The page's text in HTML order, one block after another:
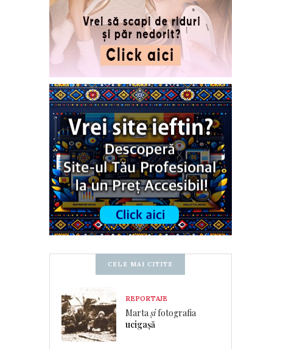
CELE MAI CITITE
REPORTAJE
Martașifotografia
ucigașă